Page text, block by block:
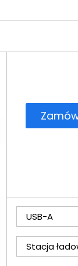
USB-A
Stacja